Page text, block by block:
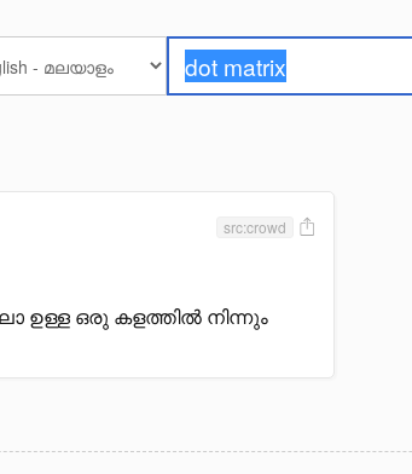
src:crowd
ഉള്ള ഒരു കളത്തിൽ നിന്നും